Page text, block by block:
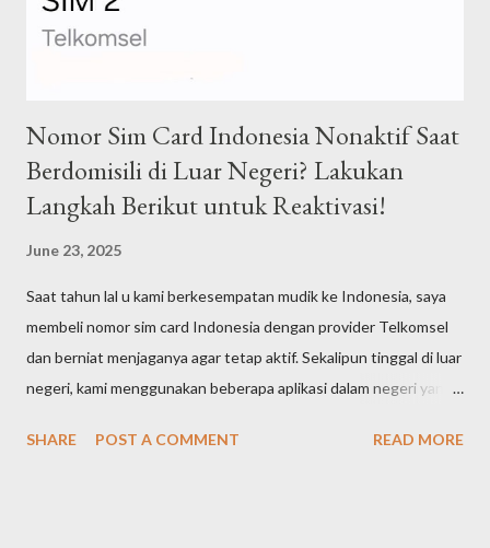
Nomor Sim Card Indonesia Nonaktif Saat
Berdomisili di Luar Negeri? Lakukan
Langkah Berikut untuk Reaktivasi!
June 23, 2025
Saat tahun lal u kami berkesempatan mudik ke Indonesia, saya
membeli nomor sim card Indonesia dengan provider Telkomsel
dan berniat menjaganya agar tetap aktif. Sekalipun tinggal di luar
negeri, kami menggunakan beberapa aplikasi dalam negeri yang
verifikasi. Masa aktif kartu yang saya beli memang relatif pendek,
SHARE POST A COMMENT READ MORE